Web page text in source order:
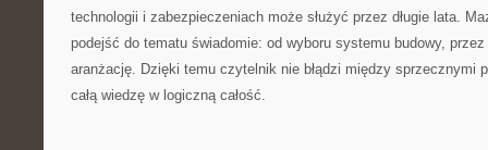
technologii i zabezpieczeniach może służyć przez długie lata.
podejść do tematu świadomie: od wyboru systemu budowy,
aranżację. Dzięki temu czytelnik nie błądzi między sprzecznymi
całą wiedzę w logiczną całość.